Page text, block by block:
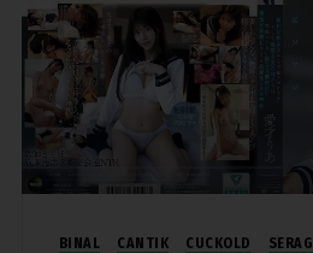
BINAL CANTIK CUCKOLD